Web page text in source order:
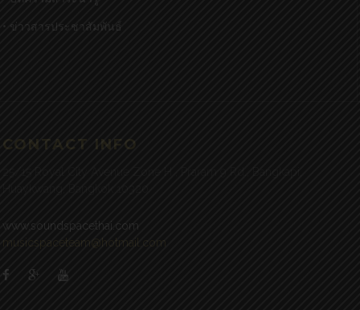
• ข่าวสารประชาสัมพันธ์
CONTACT INFO
www.soundspacethai.com
musicspaceteam@hotmail.com